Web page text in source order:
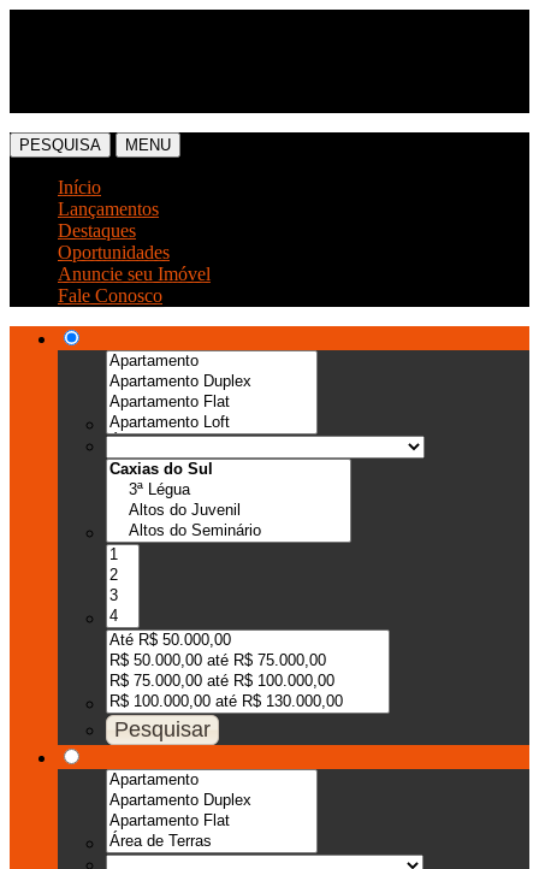
PESQUISA MENU
Início
Lançamentos
Destaques
Oportunidades
Anuncie seu Imóvel
Fale Conosco